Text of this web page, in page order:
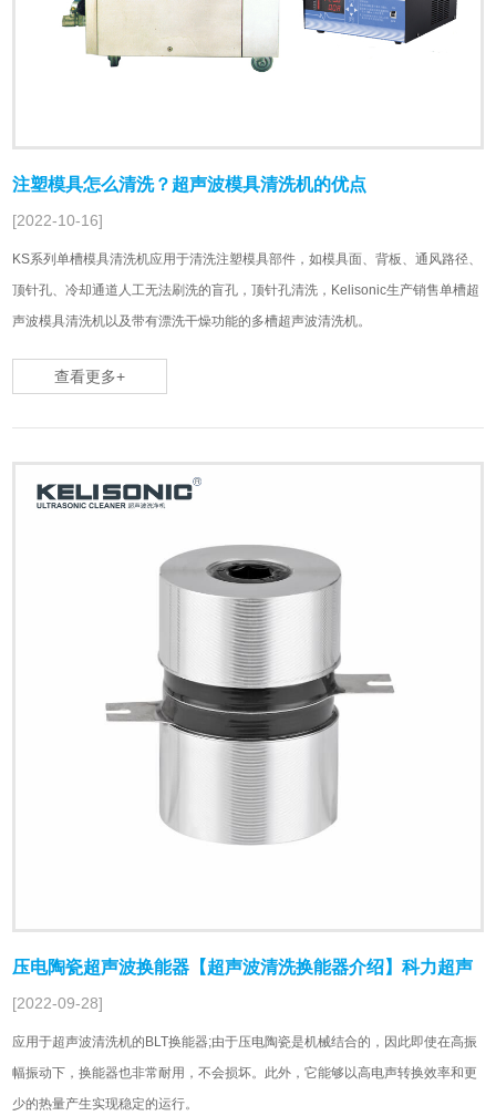
注塑模具怎么清洗？超声波模具清洗机的优点
[2022-10-16]
KS系列单槽模具清洗机应用于清洗注塑模具部件，如模具面、背板、通风路径、
顶针孔、冷却通道人工无法刷洗的盲孔，顶针孔清洗，Kelisonic生产销售单槽超
声波模具清洗机以及带有漂洗干燥功能的多槽超声波清洗机。
查看更多+
压电陶瓷超声波换能器【超声波清洗换能器介绍】科力超声
[2022-09-28]
应用于超声波清洗机的BLT换能器;由于压电陶瓷是机械结合的，因此即使在高振
幅振动下，换能器也非常耐用，不会损坏。此外，它能够以高电声转换效率和更
少的热量产生实现稳定的运行。